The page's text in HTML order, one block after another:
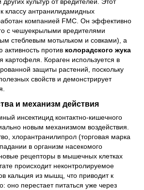
классу антранилидамидных
компанией FMC. Он эффективно
с чешуекрылыми вредителями
стеблевым мотыльком и совками), а
против колорадского жука
картофеля. Кораген используется в
защиты растений, поскольку
свойств и демонстрирует
и механизм действия
инсектицид контактно-кишечного
новым механизмом воздействия.
хлорантранилипрол (торговая марка
в организм насекомого
рецепторы в мышечных клетках
происходит неконтролируемое
кальция из мышц, что приводит к
оно перестает питаться уже через